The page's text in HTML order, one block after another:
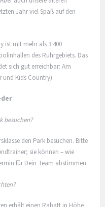
Jahr viel Spaß auf den
ist mit mehr als 3.400
des Ruhrgebiets. Das
sich gut erreichbar: Am
und Kids Country).
besuchen?
den Park besuchen. Bitte
sie können – wie
für Dein Team abstimmen.